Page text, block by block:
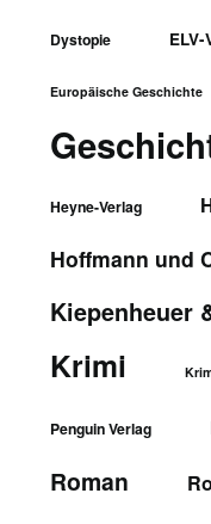
Dystopie ELV-
Europäische Geschichte
Heyne-Verlag
Hoffmann und
Kiepenheuer
Krimi
Penguin Verlag
Roman